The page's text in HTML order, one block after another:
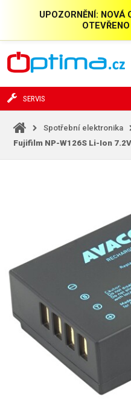
UPOZORNĚNÍ: NOVÁ
SERVIS
Spotřební elektronika
Fujifilm NP-W126S Li-Ion